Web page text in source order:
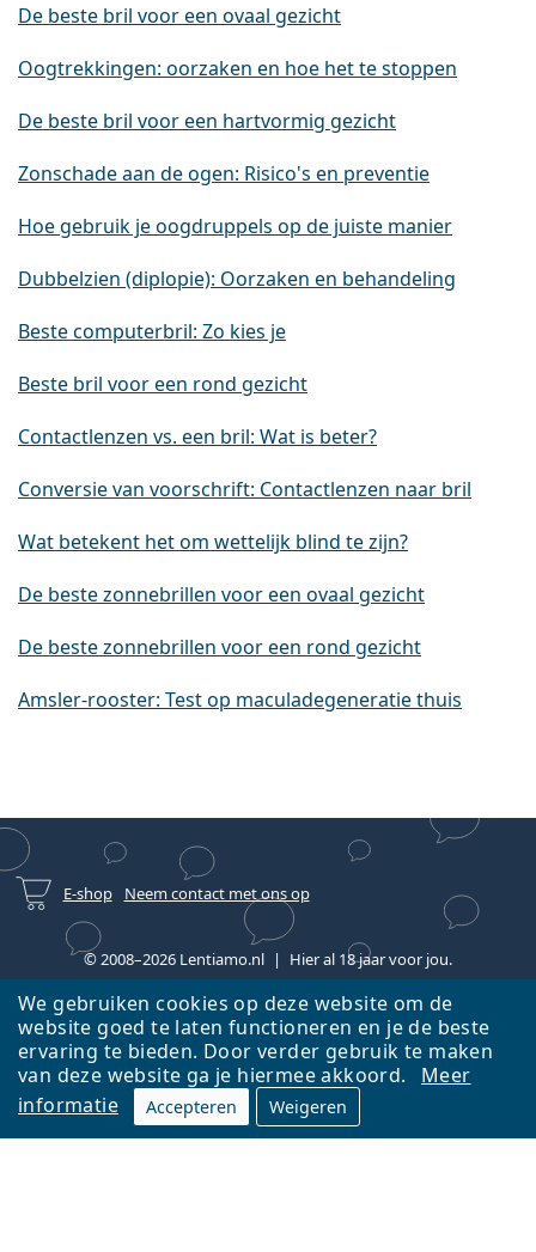
We gebruiken cookies op deze website om de
website goed te laten functioneren en je de beste
ervaring te bieden. Door verder gebruik te maken
van deze website ga je hiermee akkoord.
Meer
informatie
Accepteren Weigeren
De beste bril voor een ovaal gezicht
Oogtrekkingen: oorzaken en hoe het te stoppen
De beste bril voor een hartvormig gezicht
Zonschade aan de ogen: Risico's en preventie
Hoe gebruik je oogdruppels op de juiste manier
Dubbelzien (diplopie): Oorzaken en behandeling
Beste computerbril: Zo kies je
Beste bril voor een rond gezicht
Contactlenzen vs. een bril: Wat is beter?
Conversie van voorschrift: Contactlenzen naar bril
Wat betekent het om wettelijk blind te zijn?
De beste zonnebrillen voor een ovaal gezicht
De beste zonnebrillen voor een rond gezicht
Amsler-rooster: Test op maculadegeneratie thuis
E-shop Neem contact met ons op
© 2008–2026 Lentiamo.nl Hier al 18 jaar voor jou.